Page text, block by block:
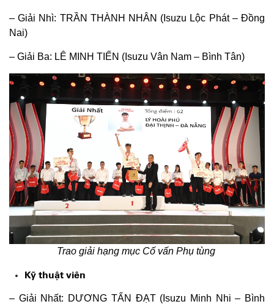
– Giải Nhì: TRẦN THÀNH NHÂN (Isuzu Lộc Phát – Đồng
Nai)​
– Giải Ba: LÊ MINH TIẾN (Isuzu Vân Nam – Bình Tân)
Trao giải hạng mục Cố vấn Phụ tùng
Kỹ thuật viên
– Giải Nhất: DƯƠNG TẤN ĐẠT (Isuzu Minh Nhi – Bình